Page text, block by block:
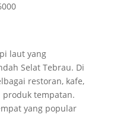
laut yang
Selat Tebrau. Di
restoran, kafe,
produk tempatan.
yang popular